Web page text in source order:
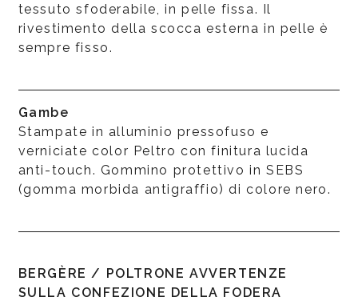
tessuto sfoderabile, in pelle fissa. Il
rivestimento della scocca esterna in pelle è
sempre fisso.
Gambe
Stampate in alluminio pressofuso e
verniciate color Peltro con finitura lucida
anti-touch. Gommino protettivo in SEBS
(gomma morbida antigraffio) di colore nero.
BERGÈRE / POLTRONE AVVERTENZE
SULLA CONFEZIONE DELLA FODERA